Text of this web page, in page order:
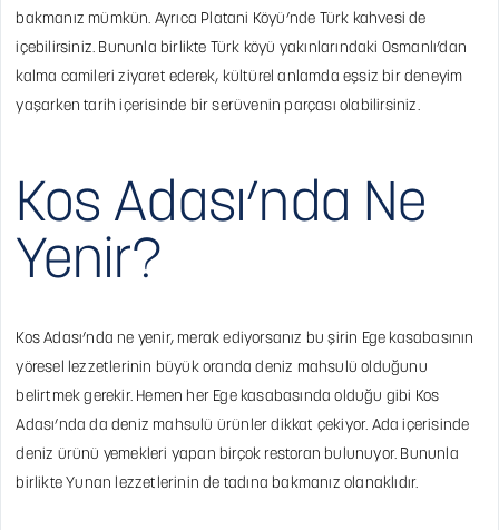
bakmanız mümkün. Ayrıca Platani Köyü’nde Türk kahvesi de
içebilirsiniz. Bununla birlikte Türk köyü yakınlarındaki Osmanlı’dan
kalma camileri ziyaret ederek, kültürel anlamda eşsiz bir deneyim
yaşarken tarih içerisinde bir serüvenin parçası olabilirsiniz.
Kos Adası’nda Ne
Yenir?
Kos Adası’nda ne yenir, merak ediyorsanız bu şirin Ege kasabasının
yöresel lezzetlerinin büyük oranda deniz mahsulü olduğunu
belirtmek gerekir. Hemen her Ege kasabasında olduğu gibi Kos
Adası’nda da deniz mahsulü ürünler dikkat çekiyor. Ada içerisinde
deniz ürünü yemekleri yapan birçok restoran bulunuyor. Bununla
birlikte Yunan lezzetlerinin de tadına bakmanız olanaklıdır.